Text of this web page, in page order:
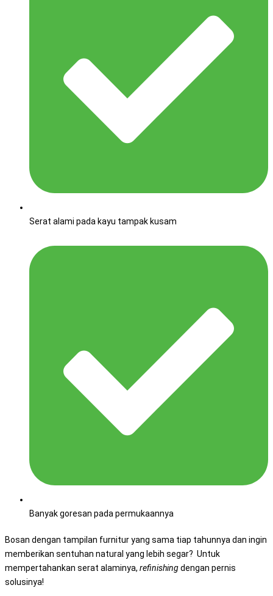
Serat alami pada kayu tampak kusam
Banyak goresan pada permukaannya
Bosan dengan tampilan furnitur yang sama tiap tahunnya dan ingin
memberikan sentuhan natural yang lebih segar? Untuk
mempertahankan serat alaminya, refinishingdengan pernis
solusinya!